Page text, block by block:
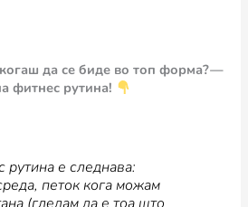
да се биде во топ форма? —
фитнес рутина!
рутина е следнава:
петок кога можам
(гледам да е тоа што